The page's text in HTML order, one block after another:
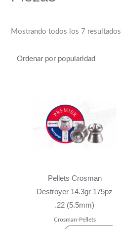
Mostrando todos los 7 resultados
Pellets Crosman
Destroyer 14.3gr 175pz
.22 (5.5mm)
Crosman-Pellets